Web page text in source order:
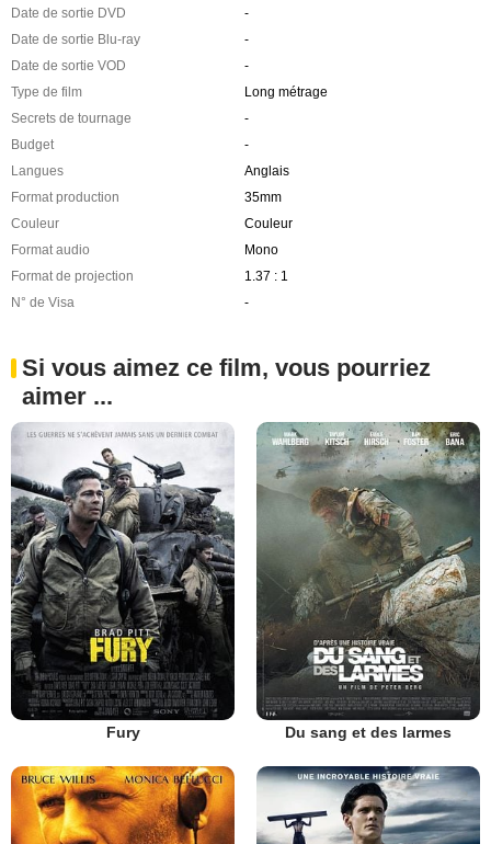
Date de sortie DVD
-
Date de sortie Blu-ray
-
Date de sortie VOD
-
Type de film
Long métrage
Secrets de tournage
-
Budget
-
Langues
Anglais
Format production
35mm
Couleur
Couleur
Format audio
Mono
Format de projection
1.37 : 1
N° de Visa
-
Si vous aimez ce film, vous pourriez
aimer ...
Fury Du sang et des larmes